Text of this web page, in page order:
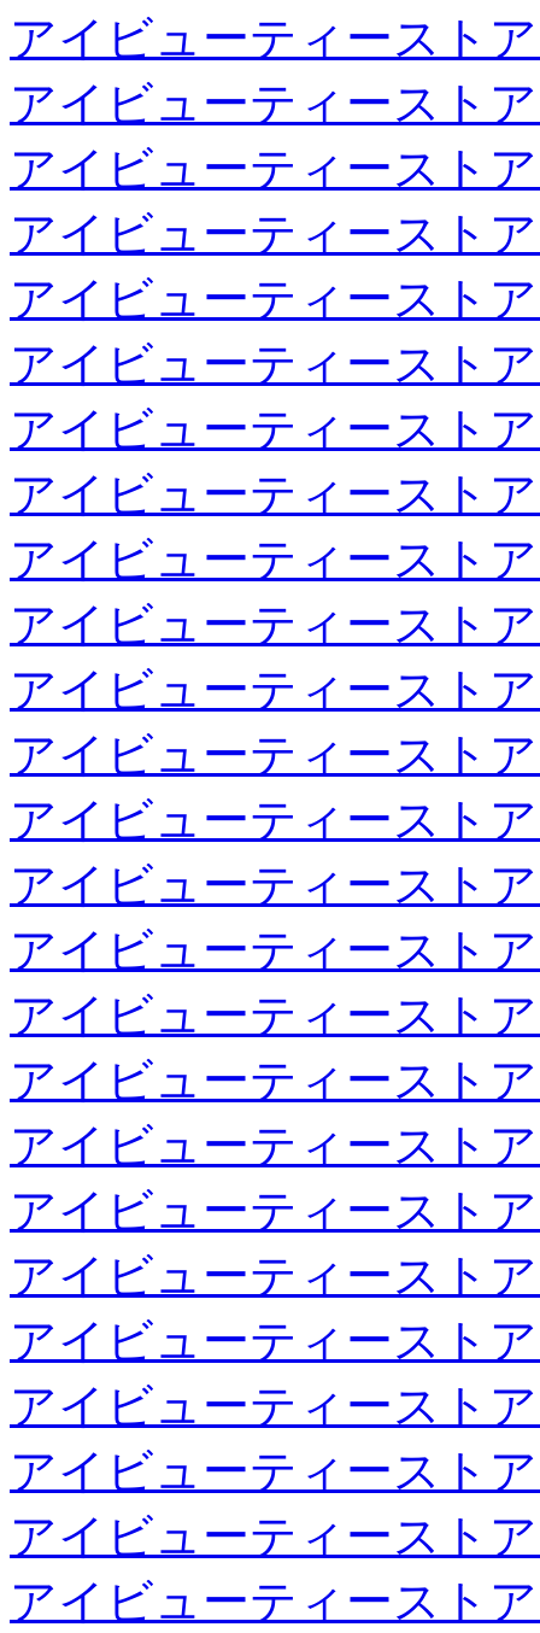
アイビューティースト
アイビューティースト
アイビューティースト
アイビューティースト
アイビューティースト
アイビューティースト
アイビューティースト
アイビューティースト
アイビューティースト
アイビューティースト
アイビューティースト
アイビューティースト
アイビューティースト
アイビューティースト
アイビューティースト
アイビューティースト
アイビューティースト
アイビューティースト
アイビューティースト
アイビューティースト
アイビューティースト
アイビューティースト
アイビューティースト
アイビューティースト
アイビューティースト